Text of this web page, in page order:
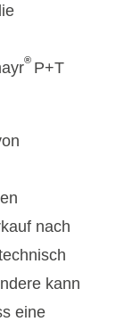
® P+T
nach
kann
eine